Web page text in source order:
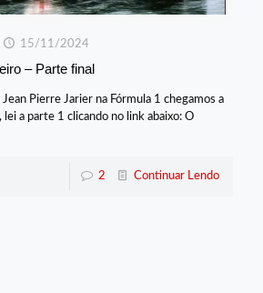
15/11/2024
– Parte final
Pierre Jarier na Fórmula 1 chegamos a
a parte 1 clicando no link abaixo: O
2 Continuar Lendo